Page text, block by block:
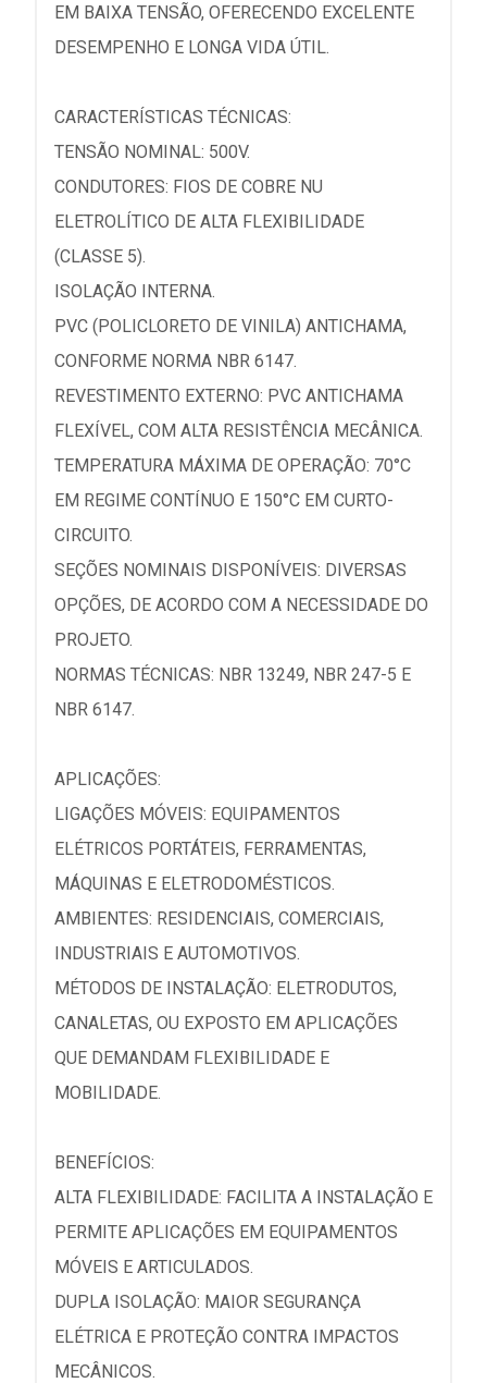
EM BAIXA TENSÃO, OFERECENDO EXCELENTE
DESEMPENHO E LONGA VIDA ÚTIL.
CARACTERÍSTICAS TÉCNICAS:
TENSÃO NOMINAL: 500V.
CONDUTORES: FIOS DE COBRE NU
ELETROLÍTICO DE ALTA FLEXIBILIDADE
(CLASSE 5).
ISOLAÇÃO INTERNA.
PVC (POLICLORETO DE VINILA) ANTICHAMA,
CONFORME NORMA NBR 6147.
REVESTIMENTO EXTERNO: PVC ANTICHAMA
FLEXÍVEL, COM ALTA RESISTÊNCIA MECÂNICA.
TEMPERATURA MÁXIMA DE OPERAÇÃO: 70°C
EM REGIME CONTÍNUO E 150°C EM CURTO-
CIRCUITO.
SEÇÕES NOMINAIS DISPONÍVEIS: DIVERSAS
OPÇÕES, DE ACORDO COM A NECESSIDADE DO
PROJETO.
NORMAS TÉCNICAS: NBR 13249, NBR 247-5 E
NBR 6147.
APLICAÇÕES:
LIGAÇÕES MÓVEIS: EQUIPAMENTOS
ELÉTRICOS PORTÁTEIS, FERRAMENTAS,
MÁQUINAS E ELETRODOMÉSTICOS.
AMBIENTES: RESIDENCIAIS, COMERCIAIS,
INDUSTRIAIS E AUTOMOTIVOS.
MÉTODOS DE INSTALAÇÃO: ELETRODUTOS,
CANALETAS, OU EXPOSTO EM APLICAÇÕES
QUE DEMANDAM FLEXIBILIDADE E
MOBILIDADE.
BENEFÍCIOS:
ALTA FLEXIBILIDADE: FACILITA A INSTALAÇÃO E
PERMITE APLICAÇÕES EM EQUIPAMENTOS
MÓVEIS E ARTICULADOS.
DUPLA ISOLAÇÃO: MAIOR SEGURANÇA
ELÉTRICA E PROTEÇÃO CONTRA IMPACTOS
MECÂNICOS.